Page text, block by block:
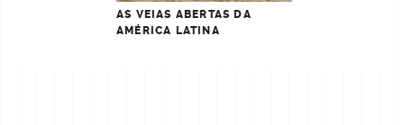
AS VEIAS ABERTAS DA
AMÉRICA LATINA